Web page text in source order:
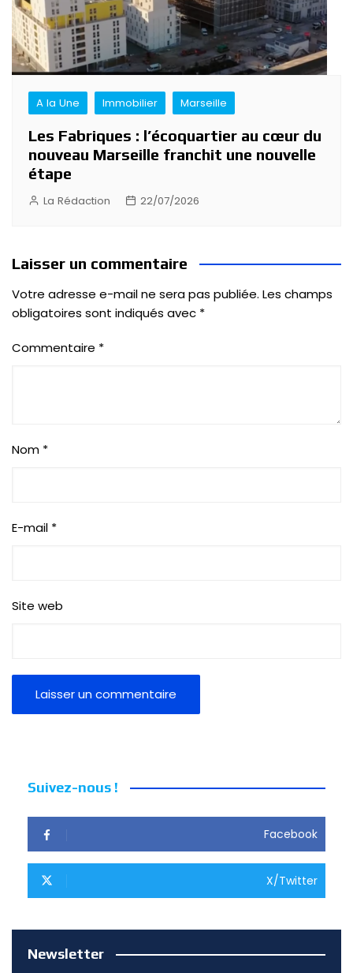
A la Une Immobilier Marseille
Les Fabriques : l’écoquartier au cœur du
nouveau Marseille franchit une nouvelle
étape
La Rédaction 22/07/2026
Laisser un commentaire
Votre adresse e-mail ne sera pas publiée. Les champs
obligatoires sont indiqués avec *
Commentaire *
Nom *
E-mail *
Site web
Suivez-nous !
Facebook
X/Twitter
Newsletter